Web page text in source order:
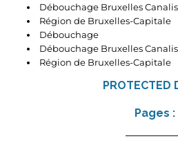
Débouchage Bruxelles
Région de Bruxelles-Capitale
Débouchage
Débouchage Bruxelles
Région de Bruxelles-Capitale
PROTECTED
Pages :